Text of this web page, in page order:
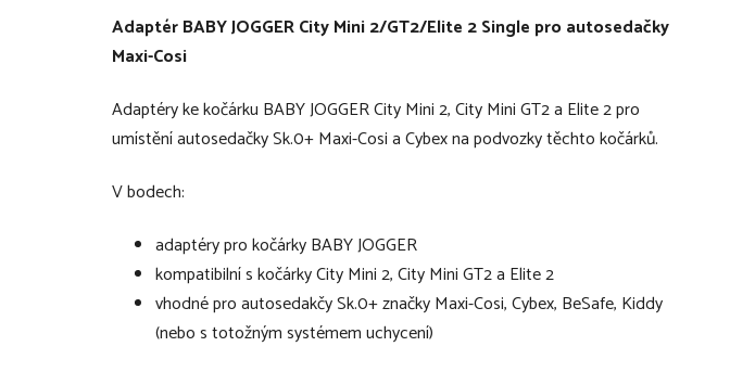
Adaptér BABY JOGGER City Mini 2/GT2/Elite 2 Single pro autosedačky
Maxi-Cosi
Adaptéry ke kočárku BABY JOGGER City Mini 2, City Mini GT2 a Elite 2 pro
umístění autosedačky Sk.0+ Maxi-Cosi a Cybex na podvozky těchto kočárků.
V bodech:
adaptéry pro kočárky BABY JOGGER
kompatibilní s kočárky City Mini 2, City Mini GT2 a Elite 2
vhodné pro autosedakčy Sk.0+ značky Maxi-Cosi, Cybex, BeSafe, Kiddy
(nebo s totožným systémem uchycení)